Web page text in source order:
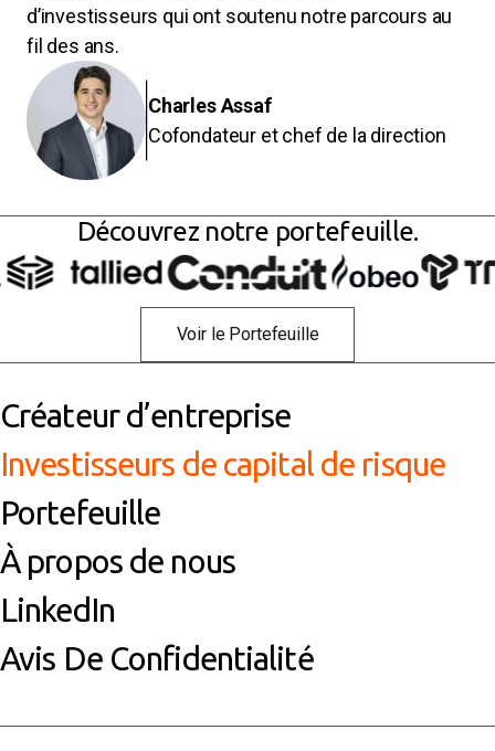
d’investisseurs qui ont soutenu notre parcours au
fil des ans.
Charles Assaf
Cofondateur et chef de la direction
Découvrez notre portefeuille.
Conduit (1)
view Conduit (1)
Obeo
view Obeo
Trice
Voir le Portefeuille
Créateur d’entreprise
Investisseurs de capital de risque
Portefeuille
À propos de nous
LinkedIn
Avis De Confidentialité